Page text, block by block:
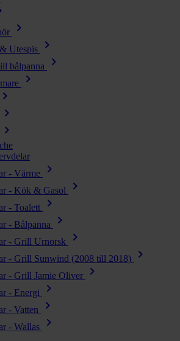
chevron_right
Utespis chevron_right
bålpanna chevron_right
chevron_right
chevron_right
chevron_right
chevron_right
- Värme
chevron_right
- Kök & Gasol chevron_right
- Toalett chevron_right
- Bålpanna chevron_right
- Grill Urnorsk chevron_right
- Grill Sunwind (2008 till 2018) chevron_right
- Grill Jamie Oliver chevron_right
- Energi chevron_right
- Vatten chevron_right
- Wallas
chevron_right